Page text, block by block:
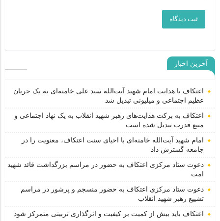
ثبت دیدگاه
آخرین اخبار
اعتکاف با هدایت امام شهید آیت‌الله سید علی خامنه‌ای به یک جریان
عظیم اجتماعی و میلیونی تبدیل شد
اعتکاف به برکت هدایت‌های رهبر شهید انقلاب به یک نهاد اجتماعی و
منبع قدرت تبدیل شده است
امام شهید آیت‌الله خامنه‌ای با احیای سنت اعتکاف، معنویت را در
جامعه گسترش داد
دعوت ستاد مرکزی اعتکاف به حضور در مراسم بزرگداشت قائد شهید
امت
دعوت ستاد مرکزی اعتکاف به حضور منسجم و پرشور در مراسم
تشییع رهبر شهید انقلاب
اعتکاف باید بیش از کمیت بر کیفیت و اثرگذاری تربیتی متمرکز شود